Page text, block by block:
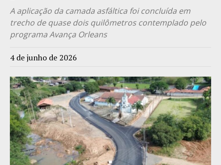
A aplicação da camada asfáltica foi concluída em
trecho de quase dois quilômetros contemplado pelo
programa Avança Orleans
4 de junho de 2026